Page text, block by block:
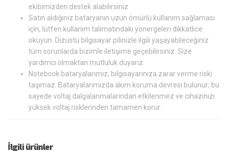
ekibimizden destek alabilirsiniz
Satın aldığınız bataryanın uzun ömürlü kullanım sağlaması
için, lütfen kullanım talimatındaki yönergeleri dikkatlice
okuyun. Dizüstü bilgisayar pilinizle ilgili yaşayabileceğiniz
tüm sorunlarda bizimle iletişime geçebilirsiniz. Size
yardımcı olmaktan mutluluk duyarız.
Notebook bataryalarımız, bilgisayarınıza zarar verme riski
taşımaz. Bataryalarımızda akım koruma devresi bulunur; bu
sayede voltaj dalgalanmalarından etkilenmez ve cihazınızı
yüksek voltaj risklerinden tamamen korur.
İlgili ürünler